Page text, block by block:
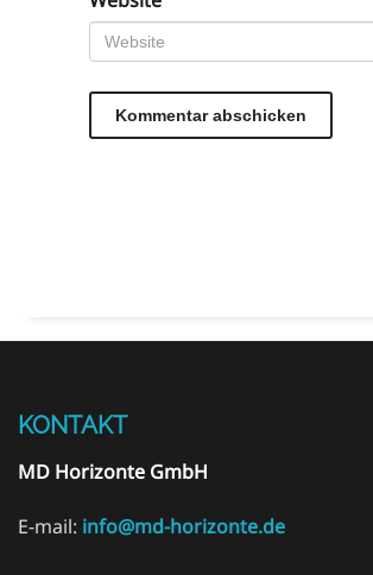
KONTAKT
MD Horizonte GmbH
E-mail: info@md-horizonte.de